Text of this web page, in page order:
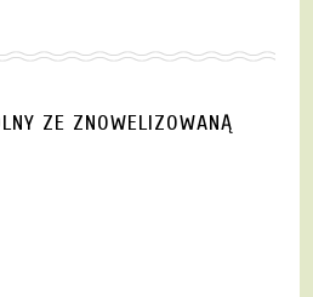
ZE ZNOWELIZOWANĄ